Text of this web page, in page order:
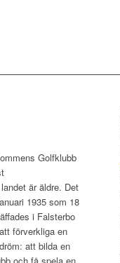
Golfklubb
är äldre. Det
1935 som 18
i Falsterbo
förverkliga en
att bilda en